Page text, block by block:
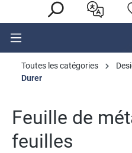
Toutes les catégories
Durer
Feuille de
feuilles